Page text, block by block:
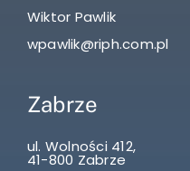
Wiktor Pawlik
wpawlik@riph.com.pl
Zabrze
ul. Wolności 412,
41-800 Zabrze